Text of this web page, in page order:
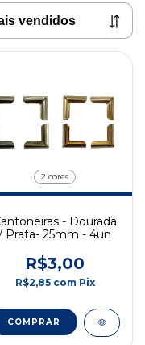
2 cores
- Dourada
Prata- 25mm - 4un
R$3,00
R$2,85 com Pix
COMPRAR